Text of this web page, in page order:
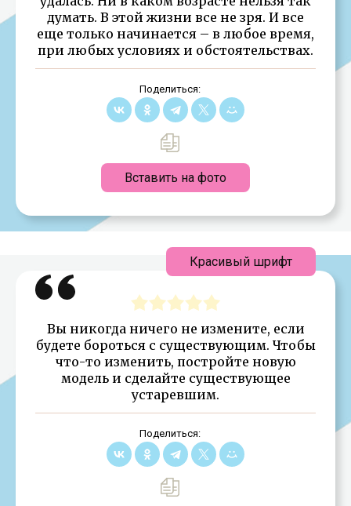
думать. В этой жизни все не зря. И все
еще только начинается – в любое время,
при любых условиях и обстоятельствах.
Поделиться:
Вставить на фото
Вы никогда ничего не измените, если
будете бороться с существующим. Чтобы
что-то изменить, постройте новую
модель и сделайте существующее
устаревшим.
Поделиться:
Красивый шрифт